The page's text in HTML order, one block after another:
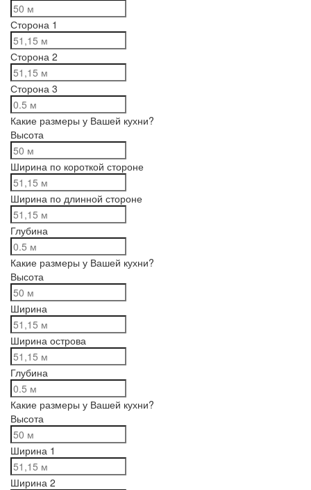
Сторона 1
Сторона 2
Сторона 3
Какие размеры у Вашей кухни?
Высота
Ширина по короткой стороне
Ширина по длинной стороне
Глубина
Какие размеры у Вашей кухни?
Высота
Ширина
Ширина острова
Глубина
Какие размеры у Вашей кухни?
Высота
Ширина 1
Ширина 2
Да